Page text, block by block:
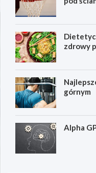
zdrowy
górnym
Alpha